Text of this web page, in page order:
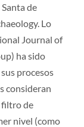
de
Lo
Journal of
ha sido
procesos
consideran
filtro de
nivel (como